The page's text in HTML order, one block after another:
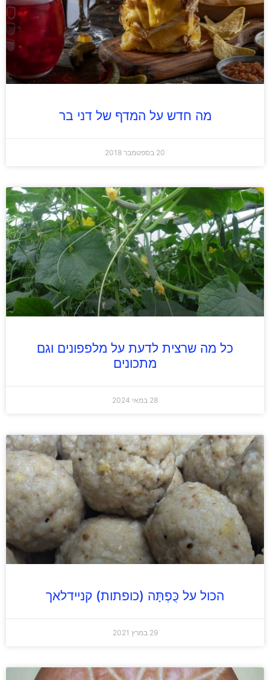
מה חדש על המדף של דני בר
20 בספטמבר 2018
כל מה שרצית לדעת על מלפפונים וגם
מתכונים
28 במאי 2024
הכול על כֻּפְתָּה (כופתות) קניידלאך
29 במרץ 2021